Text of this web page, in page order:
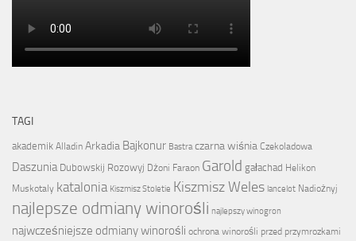
TAGI
akademik Alladin Arkadia Bajkonur Bastra czarna wiśnia Czekoladowa
Daszunia Dubowskij Rozowyj Dżoni Faraon Garold gałachad Helikon
Muskotaly katalonia Kiszmisz Stoletie Kiszmisz Weles lancelot Nadiożnyj
najlepsze odmiany winorośli najlepszy winogron
najwcześniejsze odmiany winorośli ochrona winorośli przed przymrozkami